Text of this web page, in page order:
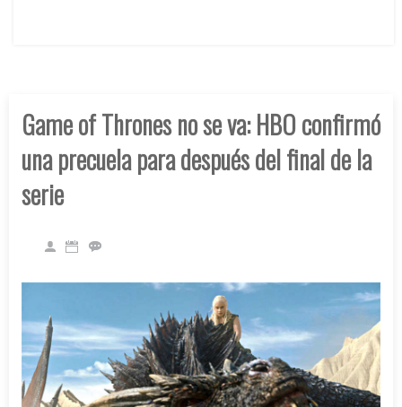
Game of Thrones no se va: HBO confirmó
una precuela para después del final de la
serie